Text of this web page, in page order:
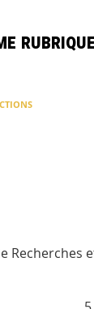
rubrique
Recherches